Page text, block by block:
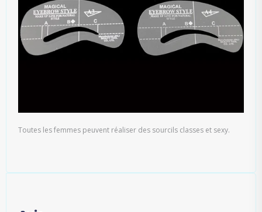
Toutes les femmes peuvent réaliser des sourcils classes et sexy.